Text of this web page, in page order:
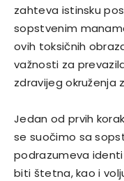
zahteva istinsku
sopstvenim
ovih toksičnih
važnosti za
zdravijeg okruženja
Jedan od prvih
se suočimo sa
podrazumeva
biti štetna, kao i